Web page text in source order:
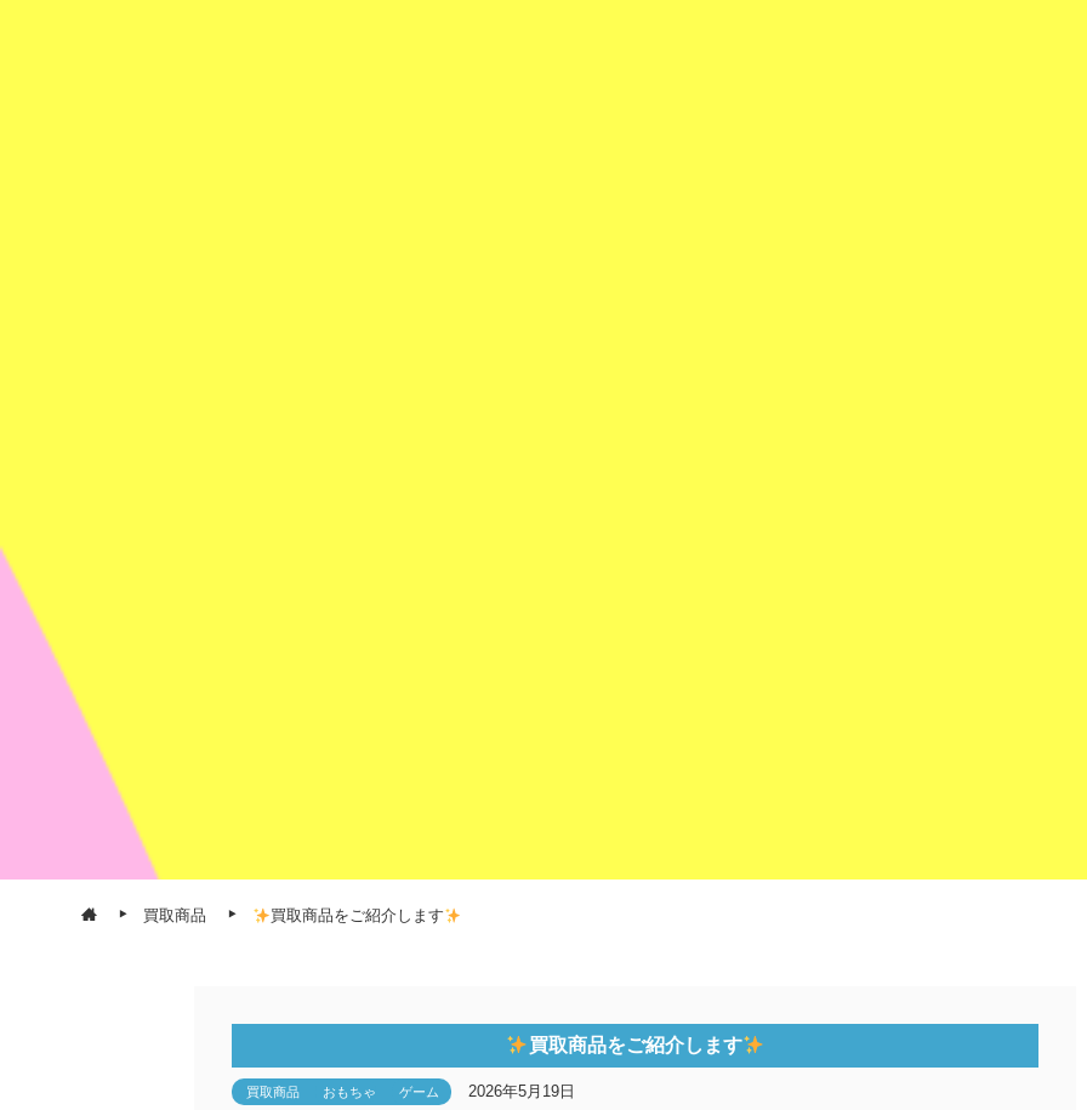
買取商品 買取商品をご紹介します
買取商品をご紹介します
買取商品 おもちゃ ゲーム 2026年5月19日